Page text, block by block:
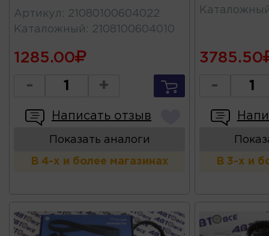
Артикул : 21080100604022
Каталожный : 2108100604010
1285.00
- +
Написать отзыв
Показать аналоги
В 4-х и более магазинах
3785.50
-
В 3-х и